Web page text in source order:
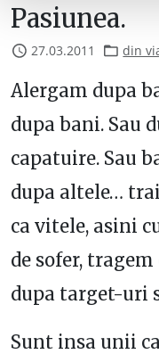
Pasiunea.
27.03.2011 din
Alergam dupa
dupa bani. Sau
capatuire. Sau
dupa altele…
ca vitele, asini
de sofer,
dupa target-uri
Sunt insa unii